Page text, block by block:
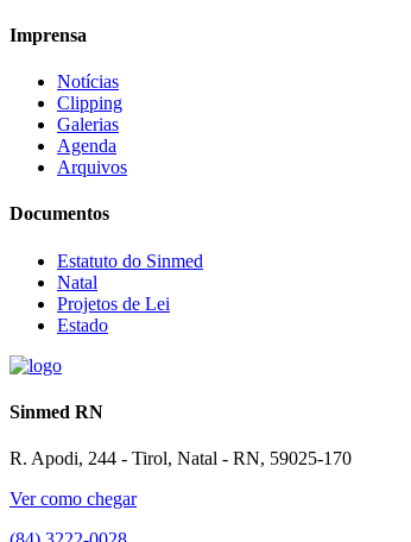
Imprensa
Notícias
Clipping
Galerias
Agenda
Arquivos
Documentos
Estatuto do Sinmed
Natal
Projetos de Lei
Estado
Sinmed RN
R. Apodi, 244 - Tirol, Natal - RN, 59025-170
Ver como chegar